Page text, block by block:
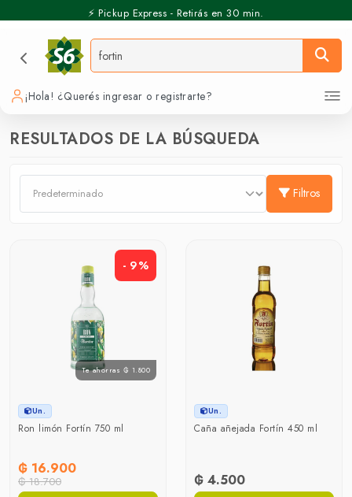
⚡️ Pickup Express - Retirás en 30 min.
¡Hola! ¿Querés ingresar o registrarte?
RESULTADOS DE LA BÚSQUEDA
Filtros
Te ahorras ₲ 1.800
- 9%
Un.
Ron limón Fortín 750 ml
₲ 16.900
₲ 18.700
Un.
Caña añejada Fortín 450 ml
₲ 4.500